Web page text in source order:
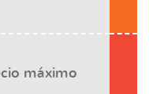
máximo